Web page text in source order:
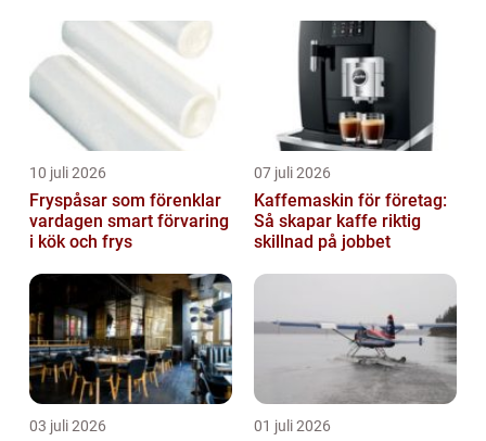
10 juli 2026
Fryspåsar som förenklar
vardagen smart förvaring
i kök och frys
07 juli 2026
Kaffemaskin för företag:
Så skapar kaffe riktig
skillnad på jobbet
03 juli 2026 01 juli 2026